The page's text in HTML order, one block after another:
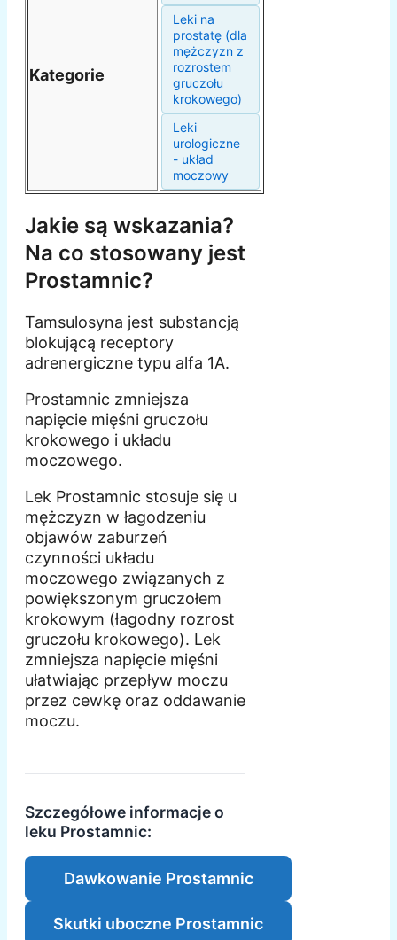
Kategorie
Leki na
prostatę (dla
mężczyzn z
rozrostem
gruczołu
krokowego)
Leki
urologiczne
- układ
moczowy
Jakie są wskazania?
Na co stosowany jest
Prostamnic?
Tamsulosyna jest substancją
blokującą receptory
adrenergiczne typu alfa 1A.
Prostamnic zmniejsza
napięcie mięśni gruczołu
krokowego i układu
moczowego.
Lek Prostamnic stosuje się u
mężczyzn w łagodzeniu
objawów zaburzeń
czynności układu
moczowego związanych z
powiększonym gruczołem
krokowym (łagodny rozrost
gruczołu krokowego). Lek
zmniejsza napięcie mięśni
ułatwiając przepływ moczu
przez cewkę oraz oddawanie
moczu.
Szczegółowe informacje o
leku Prostamnic:
Dawkowanie Prostamnic
Skutki uboczne Prostamnic